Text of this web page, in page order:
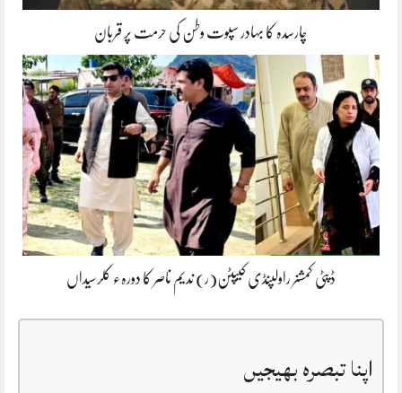
چارسدہ کا بہادر سپوت وطن کی حرمت پر قربان
ڈپٹی کمشنر راولپنڈی کیپٹن(ر) ندیم ناصر کا دورہء کلرسیداں
اپنا تبصرہ بھیجیں